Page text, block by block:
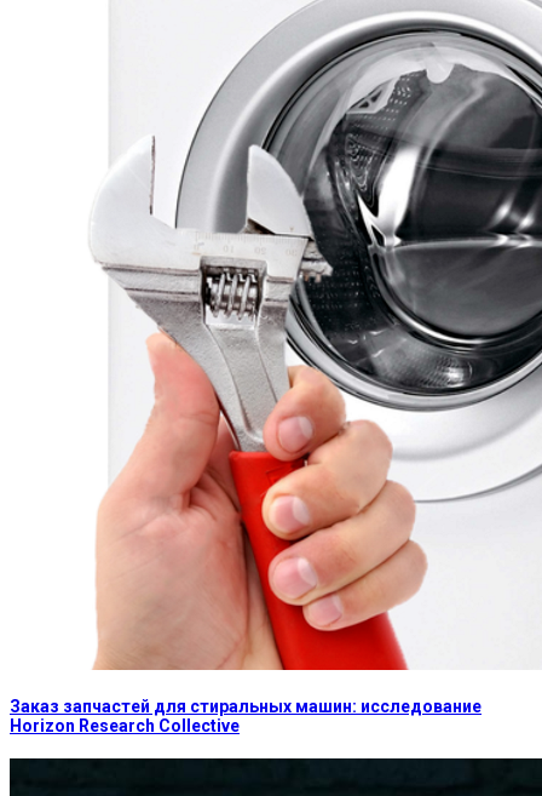
Заказ запчастей для стиральных машин: исследование
Horizon Research Collective